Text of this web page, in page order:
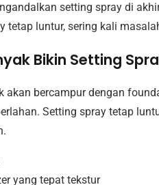
setting spray di
tetap luntur, sering kali
Bikin Setting
akan bercampur dengan
Setting spray tetap
yang tepat tekstur